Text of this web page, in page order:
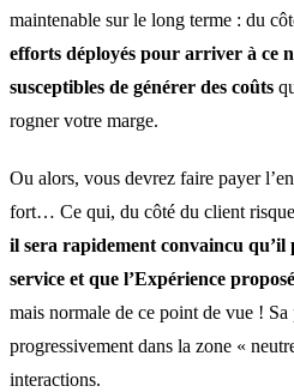
maintenable sur le long terme : du
efforts déployés pour arriver à ce
susceptibles de générer des coûts
rogner votre marge.
Ou alors, vous devrez faire payer
fort… Ce qui, du côté du client
il sera rapidement convaincu qu’il
service et que l’Expérience
mais normale de ce point de vue !
progressivement dans la zone «
interactions.